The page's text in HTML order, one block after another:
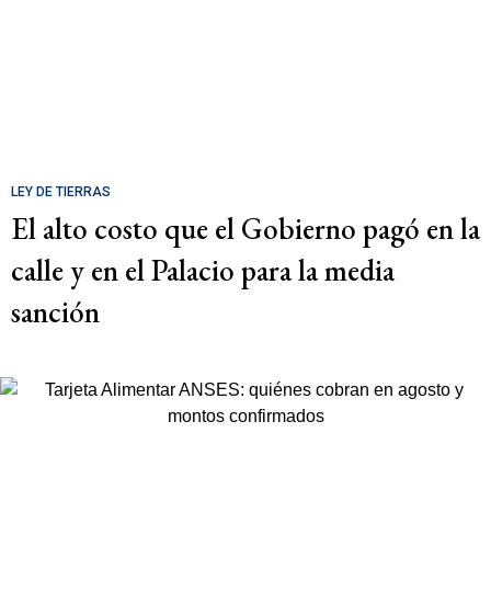
LEY DE TIERRAS
El alto costo que el Gobierno pagó en la
calle y en el Palacio para la media
sanción